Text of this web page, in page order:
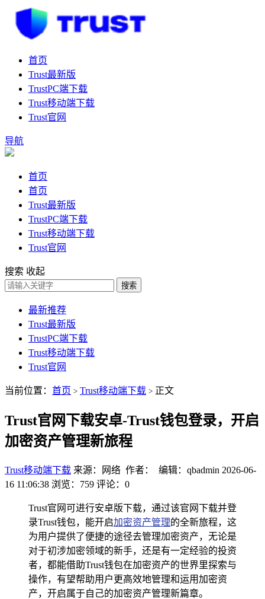
首页
Trust最新版
TrustPC端下载
Trust移动端下载
Trust官网
导航
首页
首页
Trust最新版
TrustPC端下载
Trust移动端下载
Trust官网
搜索 收起
搜索
最新推荐
Trust最新版
TrustPC端下载
Trust移动端下载
Trust官网
当前位置： 首页 > Trust移动端下载 > 正文
Trust官网下载安卓-Trust钱包登录，开启
加密资产管理新旅程
Trust移动端下载 来源：网络 作者： 编辑：qbadmin 2026-06-
16 11:06:38 浏览：759 评论：0
Trust官网可进行安卓版下载，通过该官网下载并登
录Trust钱包，能开启加密资产管理的全新旅程，这
为用户提供了便捷的途径去管理加密资产，无论是
对于初涉加密领域的新手，还是有一定经验的投资
者，都能借助Trust钱包在加密资产的世界里探索与
操作，有望帮助用户更高效地管理和运用加密资
产，开启属于自己的加密资产管理新篇章。